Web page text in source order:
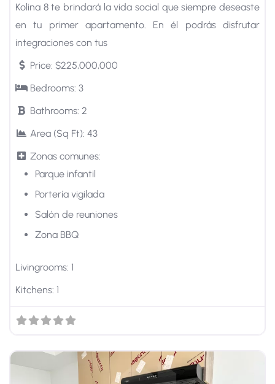
Kolina 8 te brindará la vida social que siempre deseaste
en tu primer apartamento. En él podrás disfrutar
integraciones con tus
Price: $225,000,000
Bedrooms: 3
Bathrooms: 2
Area (Sq Ft): 43
Zonas comunes:
Parque infantil
Portería vigilada
Salón de reuniones
Zona BBQ
Livingrooms: 1
Kitchens: 1